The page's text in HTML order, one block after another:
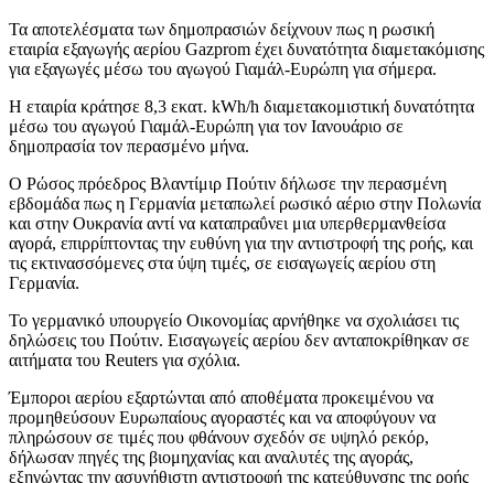
Τα αποτελέσματα των δημοπρασιών δείχνουν πως η ρωσική
εταιρία εξαγωγής αερίου Gazprom έχει δυνατότητα διαμετακόμισης
για εξαγωγές μέσω του αγωγού Γιαμάλ-Ευρώπη για σήμερα.
Η εταιρία κράτησε 8,3 εκατ. kWh/h διαμετακομιστική δυνατότητα
μέσω του αγωγού Γιαμάλ-Ευρώπη για τον Ιανουάριο σε
δημοπρασία τον περασμένο μήνα.
Ο Ρώσος πρόεδρος Βλαντίμιρ Πούτιν δήλωσε την περασμένη
εβδομάδα πως η Γερμανία μεταπωλεί ρωσικό αέριο στην Πολωνία
και στην Ουκρανία αντί να καταπραΰνει μια υπερθερμανθείσα
αγορά, επιρρίπτοντας την ευθύνη για την αντιστροφή της ροής, και
τις εκτινασσόμενες στα ύψη τιμές, σε εισαγωγείς αερίου στη
Γερμανία.
Το γερμανικό υπουργείο Οικονομίας αρνήθηκε να σχολιάσει τις
δηλώσεις του Πούτιν. Εισαγωγείς αερίου δεν ανταποκρίθηκαν σε
αιτήματα του Reuters για σχόλια.
Έμποροι αερίου εξαρτώνται από αποθέματα προκειμένου να
προμηθεύσουν Ευρωπαίους αγοραστές και να αποφύγουν να
πληρώσουν σε τιμές που φθάνουν σχεδόν σε υψηλό ρεκόρ,
δήλωσαν πηγές της βιομηχανίας και αναλυτές της αγοράς,
εξηγώντας την ασυνήθιστη αντιστροφή της κατεύθυνσης της ροής